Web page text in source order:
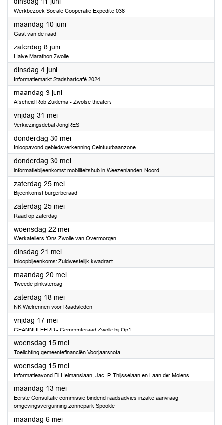
Werkbezoek Sociale Coöperatie Expeditie 038
maandag 10 juni2024
Gast van de raad
zaterdag 8 juni2024
Halve Marathon Zwolle
dinsdag 4 juni2024
Informatiemarkt Stadshartcafé 2024
maandag 3 juni2024
Afscheid Rob Zuidema - Zwolse theaters
vrijdag 31 mei2024
Verkiezingsdebat JongRES
donderdag 30 mei2024
Inloopavond gebiedsverkenning Ceintuurbaanzone
donderdag 30 mei2024
informatiebijeenkomst mobiliteitshub in Weezenlanden-Noord
zaterdag 25 mei2024
Bijeenkomst burgerberaad
zaterdag 25 mei2024
Raad op zaterdag
woensdag 22 mei2024
Werkateliers ‘Ons Zwolle van Overmorgen
dinsdag 21 mei2024
Inloopbijeenkomst Zuidwestelijk kwadrant
maandag 20 mei2024
Tweede pinksterdag
zaterdag 18 mei2024
NK Wielrennen voor Raadsleden
vrijdag 17 mei2024
GEANNULEERD - Gemeenteraad Zwolle bij Op1
woensdag 15 mei2024
Toelichting gemeentefinanciën Voorjaarsnota
woensdag 15 mei2024
Informatieavond Eli Heimanslaan, Jac. P. Thijsselaan en Laan der Molens
maandag 13 mei2024
Eerste Consultatie commissie bindend raadsadvies inzake aanvraag
omgevingsvergunning zonnepark Spoolde
maandag 6 mei2024